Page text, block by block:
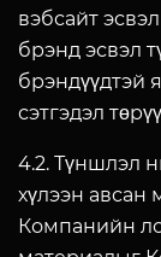
вэбсайт
брэнд эсвэл
брэндүүдтэй
сэтгэдэл
4.2. Түншлэл
хүлээн авсан
Компанийн